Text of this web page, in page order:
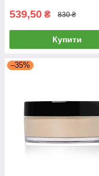
539,50 ₴ 830 ₴
Купити
–35%